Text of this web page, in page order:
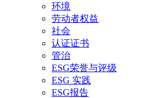
环境
劳动者权益
社会
认证证书
管治
ESG荣誉与评级
ESG 实践
ESG报告